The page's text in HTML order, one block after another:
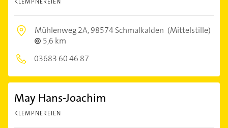
Mühlenweg 2A,98574 Schmalkalden (Mittelstille)
5,6 km
03683 60 46 87
May Hans-Joachim
KLEMPNEREIEN